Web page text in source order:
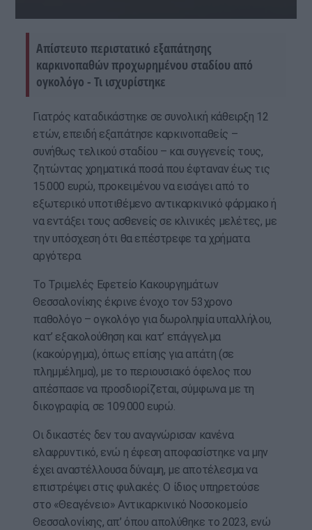
Απίστευτο περιστατικό εξαπάτησης
καρκινοπαθών προχωρημένου σταδίου από
ογκολόγο - Τι ισχυρίστηκε
Γιατρός καταδικάστηκε σε συνολική κάθειρξη 12
ετών, επειδή εξαπάτησε καρκινοπαθείς –
συνήθως τελικού σταδίου – και συγγενείς τους,
ζητώντας χρηματικά ποσά που έφταναν έως τις
15.000 ευρώ, προκειμένου να εισάγει από το
εξωτερικό υποτιθέμενο αντικαρκινικό φάρμακο ή
να εντάξει τους ασθενείς σε κλινικές μελέτες, με
την υπόσχεση ότι θα επέστρεφε τα χρήματα
αργότερα.
Το Τριμελές Εφετείο Κακουργημάτων
Θεσσαλονίκης έκρινε ένοχο τον 53χρονο
παθολόγο – ογκολόγο για δωροληψία υπαλλήλου,
κατ’ εξακολούθηση και κατ’ επάγγελμα
(κακούργημα), όπως επίσης για απάτη (σε
πλημμέλημα), με το περιουσιακό όφελος που
απέσπασε να προσδιορίζεται, σύμφωνα με τη
δικογραφία, σε 109.000 ευρώ.
Οι δικαστές δεν του αναγνώρισαν κανένα
ελαφρυντικό, ενώ η έφεση αποφασίστηκε να μην
έχει αναστέλλουσα δύναμη, με αποτέλεσμα να
επιστρέψει στις φυλακές. Ο ίδιος υπηρετούσε
στο «Θεαγένειο» Αντικαρκινικό Νοσοκομείο
Θεσσαλονίκης, απ’ όπου απολύθηκε το 2023, ενώ